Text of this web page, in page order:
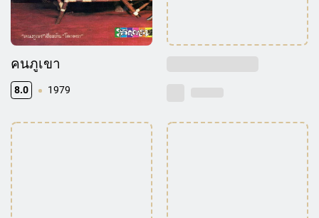
คนภูเขา
8.0 1979